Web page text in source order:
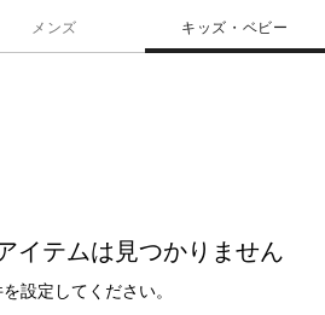
メンズ キッズ・ベビー
イテムは見つかりません
設定してください。